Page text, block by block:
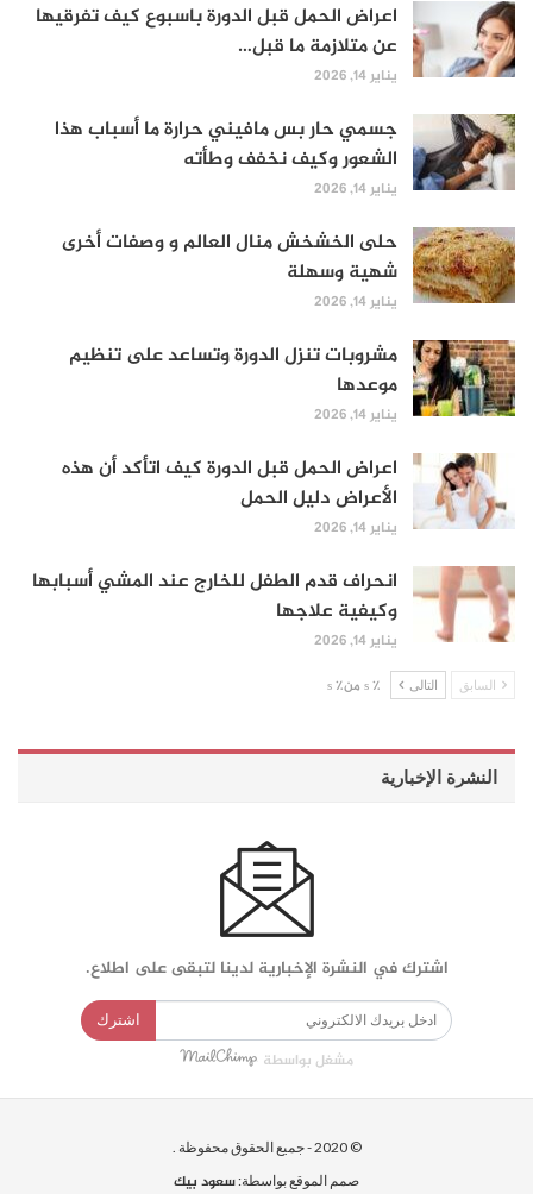
اعراض الحمل قبل الدورة باسبوع كيف تفرقيها
عن متلازمة ما قبل…
يناير 14, 2026
جسمي حار بس مافيني حرارة ما أسباب هذا
الشعور وكيف نخفف وطأته
يناير 14, 2026
حلى الخشخش منال العالم و وصفات أخرى
شهية وسهلة
يناير 14, 2026
مشروبات تنزل الدورة وتساعد على تنظيم
موعدها
يناير 14, 2026
اعراض الحمل قبل الدورة كيف اتأكد أن هذه
الأعراض دليل الحمل
يناير 14, 2026
انحراف قدم الطفل للخارج عند المشي أسبابها
وكيفية علاجها
يناير 14, 2026
السابق التالى ٪ s من٪ s
النشرة الإخبارية
اشترك في النشرة الإخبارية لدينا لتبقى على اطلاع.
اشترك
مشغل بواسطة
© 2020 - جميع الحقوق محفوظة .
صمم الموقع بواسطة:سعود بيك